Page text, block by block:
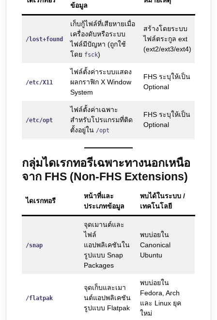
ข้อมูล
/lost+found
เก็บกู้ไฟล์ที่เสียหายเมื่อ
เครื่องดับหรือระบบ
ไฟล์มีปัญหา (ถูกใช้
โดย fsck)
สร้างโดยระบบ
ไฟล์ตระกูล ext
(ext2/ext3/ext4)
/etc/X11
ไฟล์ตั้งค่าระบบแสดง
ผลกราฟิก X Window
System
FHS ระบุให้เป็น
Optional
/etc/opt
ไฟล์ตั้งค่าเฉพาะ
สำหรับโปรแกรมที่ติด
ตั้งอยู่ใน /opt
FHS ระบุให้เป็น
Optional
กลุ่มไดเรกทอรีเฉพาะทางนอกเหนือ
จาก FHS (Non-FHS Extensions)
ไดเรกทอรี
หน้าที่และ
ประเภทข้อมูล
พบได้ในระบบ /
เทคโนโลยี
/snap
จุดเมานต์และ
ไฟล์
แอปพลิเคชันใน
รูปแบบ Snap
Packages
พบบ่อยใน
Canonical
Ubuntu
/flatpak
จุดเก็บและเมา
นต์แอปพลิเคชัน
รูปแบบ Flatpak
พบบ่อยใน
Fedora, Arch
และ Linux ยุค
ใหม่